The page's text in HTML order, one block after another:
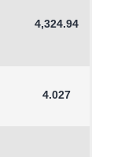
4,324.94
4.027